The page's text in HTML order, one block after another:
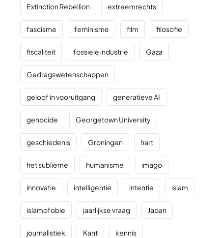
Extinction Rebellion extreemrechts
fascisme feminisme film filosofie
fiscaliteit fossiele industrie Gaza
Gedragswetenschappen
geloof in vooruitgang generatieve AI
genocide Georgetown University
geschiedenis Groningen hart
het sublieme humanisme imago
innovatie intelligentie intentie islam
islamofobie jaarlijkse vraag Japan
journalistiek Kant kennis